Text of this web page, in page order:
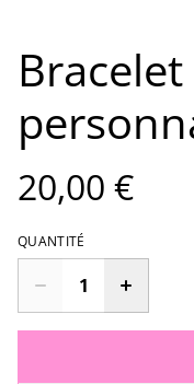
20,00 €
QUANTITÉ